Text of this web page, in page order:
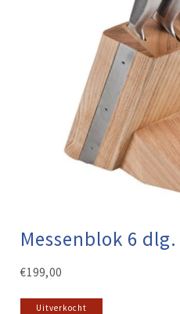
Messenblok 6
€199,00
Uitverkocht